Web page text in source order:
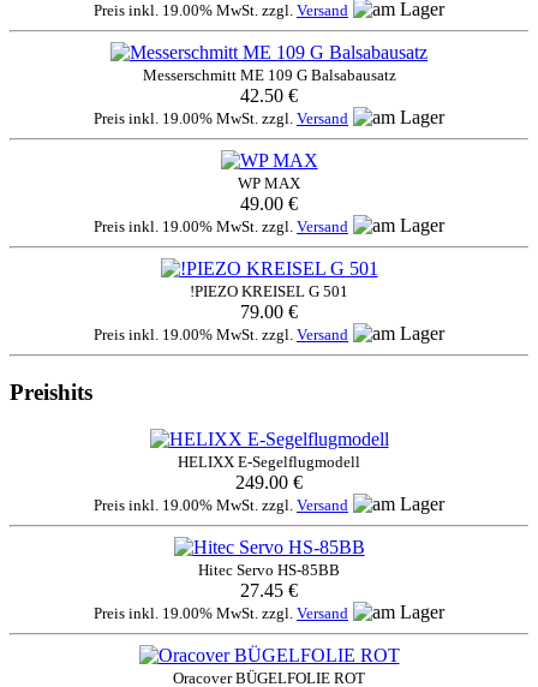
Preis inkl. 19.00% MwSt. zzgl. Versand
Messerschmitt ME 109 G Balsabausatz
42.50 €
Preis inkl. 19.00% MwSt. zzgl. Versand
WP MAX
49.00 €
Preis inkl. 19.00% MwSt. zzgl. Versand
!PIEZO KREISEL G 501
79.00 €
Preis inkl. 19.00% MwSt. zzgl. Versand
Preishits
HELIXX E-Segelflugmodell
249.00 €
Preis inkl. 19.00% MwSt. zzgl. Versand
Hitec Servo HS-85BB
27.45 €
Preis inkl. 19.00% MwSt. zzgl. Versand
Oracover BÜGELFOLIE ROT